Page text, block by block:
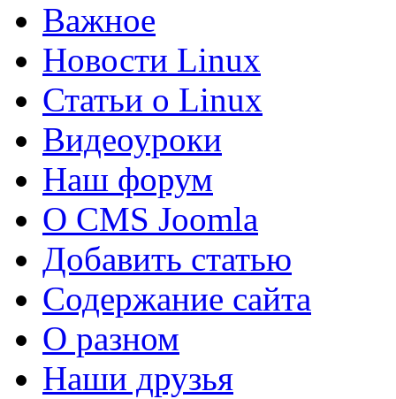
Важное
Новости Linux
Статьи о Linux
Видеоуроки
Наш форум
О CMS Joomla
Добавить статью
Содержание сайта
О разном
Наши друзья